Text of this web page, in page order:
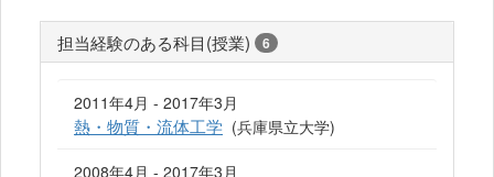
担当経験のある科目(授業) 6
2011年4月 - 2017年3月
熱・物質・流体工学 (兵庫県立大学)
2008年4月 - 2017年3月